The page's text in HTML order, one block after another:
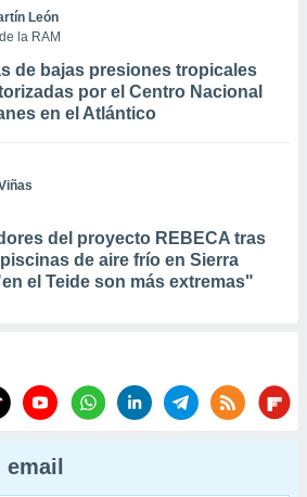
León
la RAM
de bajas presiones tropicales
por el Centro Nacional
en el Atlántico
del proyecto REBECA tras
de aire frío en Sierra
el Teide son más extremas"